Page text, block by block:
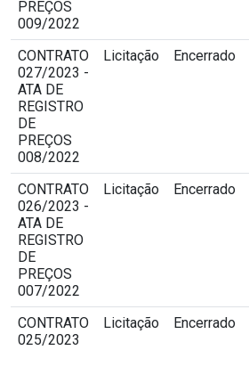
PREÇOS
009/2022
CONTRATO
027/2023 -
ATA DE
REGISTRO
DE
PREÇOS
008/2022
Licitação Encerrado
CONTRATO
026/2023 -
ATA DE
REGISTRO
DE
PREÇOS
007/2022
Licitação Encerrado
CONTRATO
025/2023
Licitação Encerrado